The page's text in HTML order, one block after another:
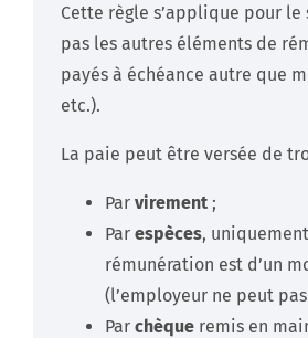
Cette règle s’applique pour
pas les autres éléments de
payés à échéance autre que
etc.).
La paie peut être versée de
Par virement ;
Par espèces,
rémunération est d’un
(l’employeur ne peut
Par chèque remis en